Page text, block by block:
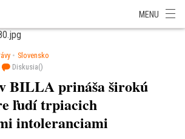
MENU
Slovensko
Diskusia()
BILLA prináša širokú
ľudí trpiacich
intoleranciami